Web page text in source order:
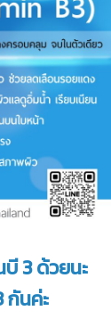
3 ด้วยนะ
นค่ะ